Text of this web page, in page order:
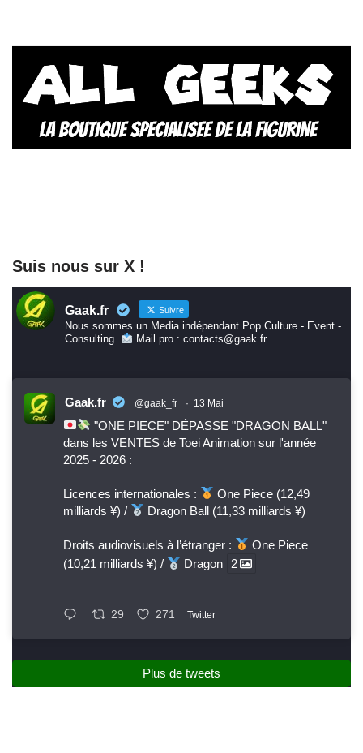
Suis nous sur X !
Gaak.fr Suivre
Nous sommes un Media indépendant Pop Culture - Event -
Consulting.
Mail pro : contacts@gaak.fr
Gaak.fr @gaak_fr · 13 Mai
"ONE PIECE" DÉPASSE "DRAGON BALL"
dans les VENTES de Toei Animation sur l'année
2025 - 2026 :
Licences internationales :
One Piece (12,49
milliards ¥) /
Dragon Ball (11,33 milliards ¥)
Droits audiovisuels à l’étranger :
One Piece
(10,21 milliards ¥) /
Dragon 2
29 271 Twitter
Plus de tweets